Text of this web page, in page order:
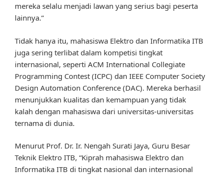
mereka selalu menjadi lawan yang serius bagi peserta
lainnya.”
Tidak hanya itu, mahasiswa Elektro dan Informatika ITB
juga sering terlibat dalam kompetisi tingkat
internasional, seperti ACM International Collegiate
Programming Contest (ICPC) dan IEEE Computer Society
Design Automation Conference (DAC). Mereka berhasil
menunjukkan kualitas dan kemampuan yang tidak
kalah dengan mahasiswa dari universitas-universitas
ternama di dunia.
Menurut Prof. Dr. Ir. Nengah Surati Jaya, Guru Besar
Teknik Elektro ITB, “Kiprah mahasiswa Elektro dan
Informatika ITB di tingkat nasional dan internasional